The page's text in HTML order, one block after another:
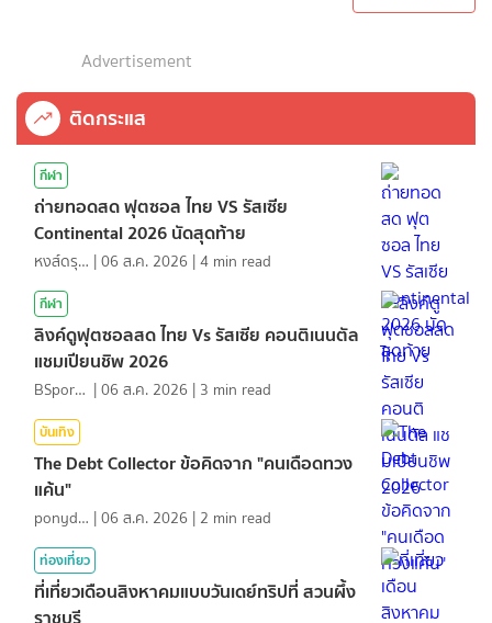
Advertisement
ติดกระแส
กีฬา
ถ่ายทอดสด ฟุตซอล ไทย VS รัสเซีย
Continental 2026 นัดสุดท้าย
หงส์ดรุณ |06 ส.ค. 2026 |4 min read
กีฬา
ลิงค์ดูฟุตซอลสด ไทย Vs รัสเซีย คอนติเนนตัล
แชมเปียนชิพ 2026
BSports8 |06 ส.ค. 2026 | 3 min read
บันเทิง
The Debt Collector ข้อคิดจาก "คนเดือดทวง
แค้น"
ponydiary |06 ส.ค. 2026 | 2 min read
ท่องเที่ยว
ที่เที่ยวเดือนสิงหาคมแบบวันเดย์ทริปที่ สวนผึ้ง
ราชบุรี